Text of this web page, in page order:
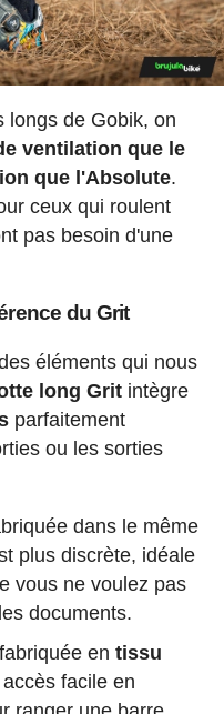
longs de Gobik, on
ventilation que le
que l'Absolute.
ceux qui roulent
pas besoin d'une
du Grit
éléments qui nous
long Gritintègre
parfaitement
ou les sorties
dans le même
plus discrète, idéale
vous ne voulez pas
documents.
en tissu
facile en